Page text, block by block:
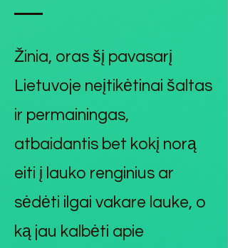
Žinia, oras šį pavasarį
Lietuvoje neįtikėtinai šaltas
ir permainingas,
atbaidantis bet kokį norą
eiti į lauko renginius ar
sėdėti ilgai vakare lauke, o
ką jau kalbėti apie